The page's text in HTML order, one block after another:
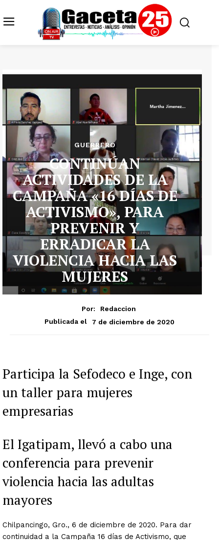
GUERRERO
CONTINÚAN
ACTIVIDADES DE LA
CAMPAÑA «16 DÍAS DE
ACTIVISMO», PARA
PREVENIR Y
ERRADICAR LA
VIOLENCIA HACIA LAS
MUJERES
Por:
Redaccion
Publicada el
7 de diciembre de 2020
Participa la Sefodeco e Inge, con
un taller para mujeres
empresarias
El Igatipam, llevó a cabo una
conferencia para prevenir
violencia hacia las adultas
mayores
Chilpancingo, Gro., 6 de diciembre de 2020. Para dar
continuidad a la Campaña 16 días de Activismo, que